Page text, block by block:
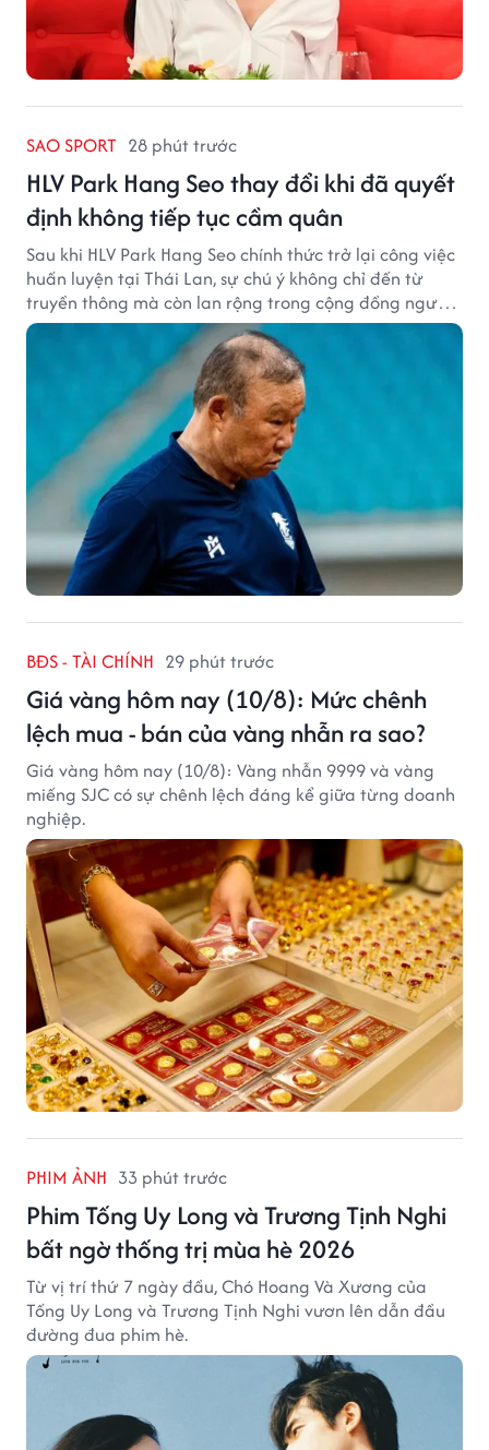
SAO SPORT 28 phút trước
HLV Park Hang Seo thay đổi khi đã quyết
định không tiếp tục cầm quân
Sau khi HLV Park Hang Seo chính thức trở lại công việc
huấn luyện tại Thái Lan, sự chú ý không chỉ đến từ
truyền thông mà còn lan rộng trong cộng đồng người
hâm mộ bóng đá nước này.
BĐS - TÀI CHÍNH 29 phút trước
Giá vàng hôm nay (10/8): Mức chênh
lệch mua - bán của vàng nhẫn ra sao?
Giá vàng hôm nay (10/8): Vàng nhẫn 9999 và vàng
miếng SJC có sự chênh lệch đáng kể giữa từng doanh
nghiệp.
PHIM ẢNH 33 phút trước
Phim Tống Uy Long và Trương Tịnh Nghi
bất ngờ thống trị mùa hè 2026
Từ vị trí thứ 7 ngày đầu, Chó Hoang Và Xương của
Tống Uy Long và Trương Tịnh Nghi vươn lên dẫn đầu
đường đua phim hè.